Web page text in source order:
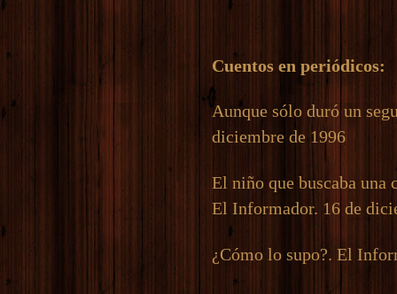
Cuentos en periódicos:
Aunque sólo duró un
diciembre de 1996
El niño que buscaba una
El Informador. 16 de
¿Cómo lo supo?. El